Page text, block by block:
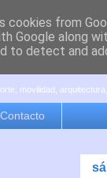
movilidad,
Contacto
cookies from
Google along
to detect and